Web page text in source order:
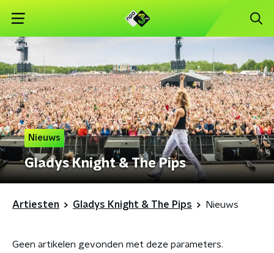
Nieuws
Gladys Knight & The Pips
Artiesten Gladys Knight & The Pips Nieuws
Geen artikelen gevonden met deze parameters.